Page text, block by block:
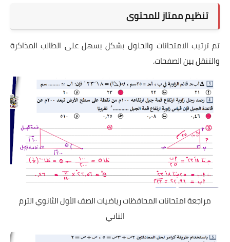
تنظيم ممتاز للمحتوى
تم ترتيب الامتحانات والحلول بشكل يسهل على الطالب المذاكرة
والتنقل بين الصفحات.
مراجعة امتحانات المحافظات رياضيات الصف الأول الثانوي الترم
الثاني